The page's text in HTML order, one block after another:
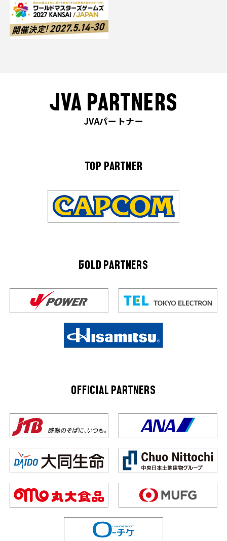
JVA PARTNERS
JVAパートナー
TOP PARTNER
GOLD PARTNERS
OFFICIAL PARTNERS